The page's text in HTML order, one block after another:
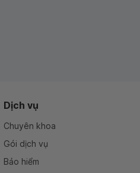
Dịch vụ
Chuyên khoa
Gói dịch vụ
Bảo hiểm